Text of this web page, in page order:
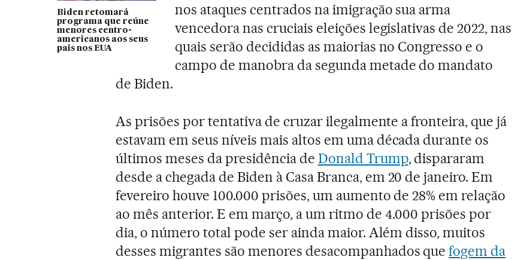
Biden retomará
programa que reúne
menores centro-
americanos aos seus
pais nos EUA
nos ataques centrados na imigração sua arma
vencedora nas cruciais eleições legislativas de 2022, nas
quais serão decididas as maiorias no Congresso e o
campo de manobra da segunda metade do mandato
de Biden.
As prisões por tentativa de cruzar ilegalmente a fronteira, que já
estavam em seus níveis mais altos em uma década durante os
últimos meses da presidência de Donald Trump, dispararam
desde a chegada de Biden à Casa Branca, em 20 de janeiro. Em
fevereiro houve 100.000 prisões, um aumento de 28% em relação
ao mês anterior. E em março, a um ritmo de 4.000 prisões por
dia, o número total pode ser ainda maior. Além disso, muitos
desses migrantes são menores desacompanhados quefogem da